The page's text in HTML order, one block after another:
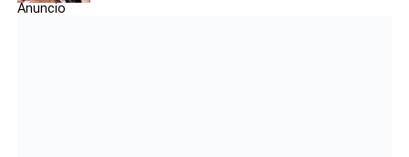
Anuncio